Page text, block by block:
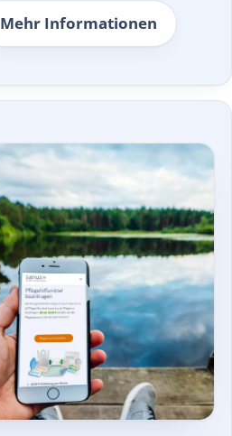
Mehr Informationen